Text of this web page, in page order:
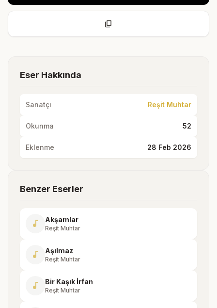
content_copy
Eser Hakkında
Sanatçı Reşit Muhtar
Okunma 52
Eklenme 28 Feb 2026
Benzer Eserler
music_note Akşamlar
Reşit Muhtar
music_note Aşılmaz
Reşit Muhtar
music_note Bir Kaşık İrfan
Reşit Muhtar